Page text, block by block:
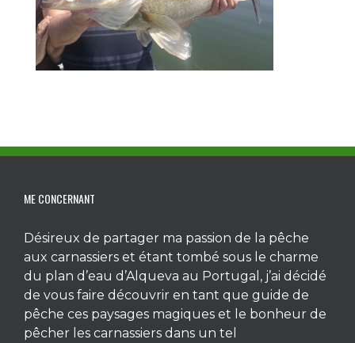
ME CONCERNANT
Désireux de partager ma passion de la pêche
aux carnassiers et étant tombé sous le charme
du plan d’eau d’Alqueva au Portugal, j’ai décidé
de vous faire découvrir en tant que guide de
pêche ces paysages magiques et le bonheur de
pêcher les carnassiers dans un tel